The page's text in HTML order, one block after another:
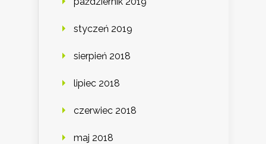
styczeń 2019
sierpień 2018
lipiec 2018
czerwiec 2018
maj 2018